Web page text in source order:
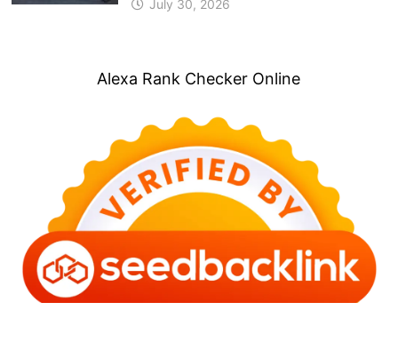
July 30, 2026
Alexa Rank Checker Online